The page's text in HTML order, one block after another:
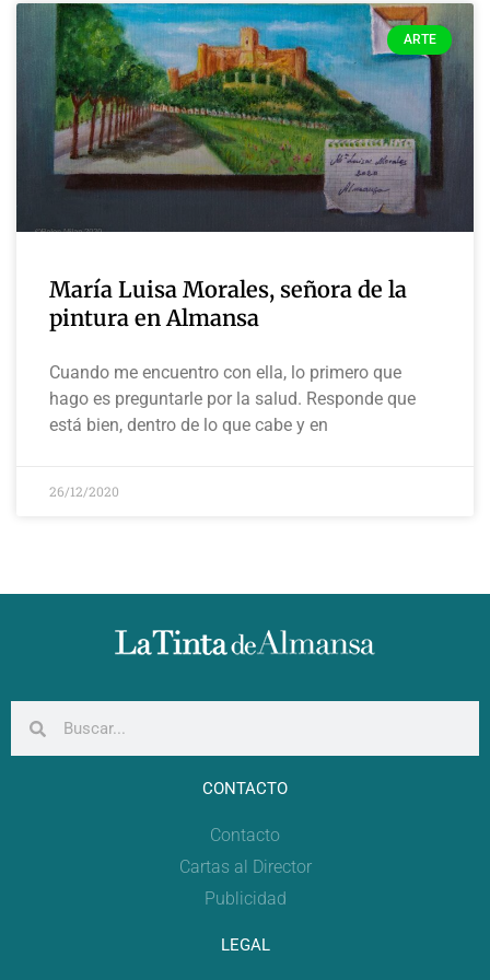
ARTE
María Luisa Morales, señora de la
pintura en Almansa
Cuando me encuentro con ella, lo primero que
hago es preguntarle por la salud. Responde que
está bien, dentro de lo que cabe y en
26/12/2020
CONTACTO
Contacto
Cartas al Director
Publicidad
LEGAL